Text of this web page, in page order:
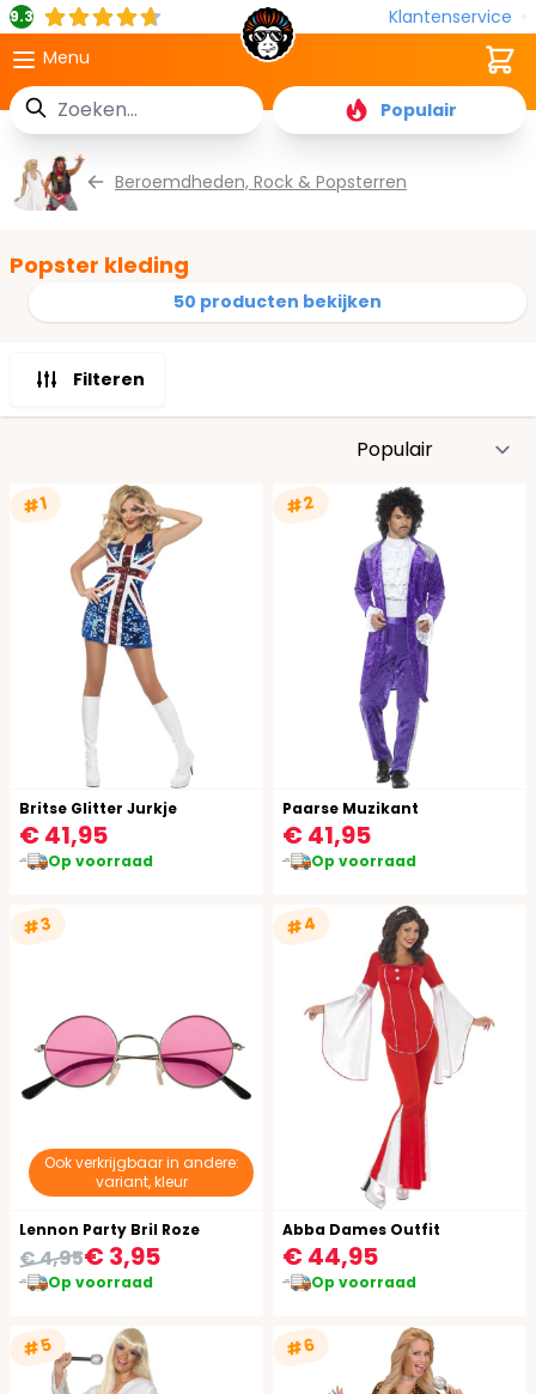
9.3
Klantenservice
Menu
Zoek
Populair
Cart
Beroemdheden, Rock & Popsterren
Popster kleding
50 producten bekijken
Filteren
#1
Britse Glitter Jurkje
€ 41,95
Op voorraad
#2
Paarse Muzikant
€ 41,95
Op voorraad
#3
Ook verkrijgbaar in andere:
variant, kleur
Lennon Party Bril Roze
€ 3,95
€ 4,95
Op voorraad
#4
Abba Dames Outfit
€ 44,95
Op voorraad
#5 #6